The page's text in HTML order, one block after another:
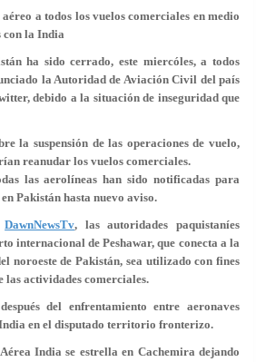
a todos los vuelos comerciales en medio
con la India
ha sido cerrado, este miercóles, a todos
la Autoridad de Aviación Civil del país
debido a la situación de inseguridad que
la suspensión de las operaciones de vuelo,
reanudar los vuelos comerciales.
las aerolíneas han sido notificadas para
Pakistán hasta nuevo aviso.
DawnNewsTv, las autoridades paquistaníes
internacional de Peshawar, que conecta a la
noroeste de Pakistán, sea utilizado con fines
las actividades comerciales.
del enfrentamiento entre aeronaves
en el disputado territorio fronterizo.
India se estrella en Cachemira dejando